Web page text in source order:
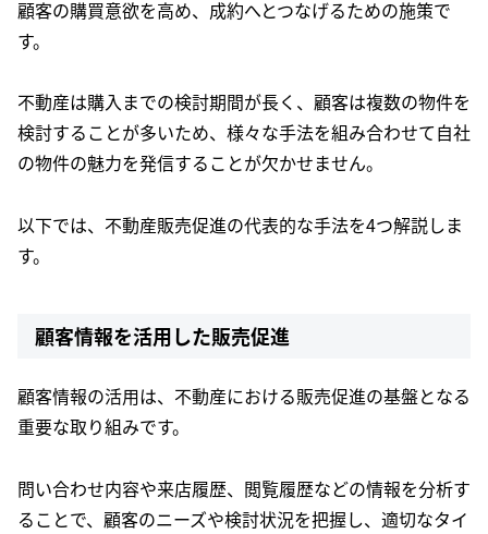
顧客の購買意欲を高め、成約へとつなげるための施策で
す。
不動産は購入までの検討期間が長く、顧客は複数の物件を
検討することが多いため、様々な手法を組み合わせて自社
の物件の魅力を発信することが欠かせません。
以下では、不動産販売促進の代表的な手法を4つ解説しま
す。
顧客情報を活用した販売促進
顧客情報の活用は、不動産における販売促進の基盤となる
重要な取り組みです。
問い合わせ内容や来店履歴、閲覧履歴などの情報を分析す
ることで、顧客のニーズや検討状況を把握し、適切なタイ